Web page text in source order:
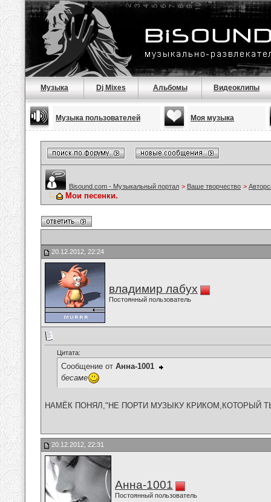
Музыка Dj Mixes Альбомы Видеоклипы
Музыка пользователей Моя музыка
Bisound.com - Музыкальный портал > Ваше творчество >
Мои песенки.
20.12.2012, 22:24
владимир лабух
Постоянный пользователь
Цитата:
Сообщение от Анна-1001
бесаме
НАМЁК ПОНЯЛ,"НЕ ПОРТИ МУЗЫКУ КРИКОМ,КОТОРЫЙ
20.12.2012, 22:31
Анна-1001
Постоянный пользователь